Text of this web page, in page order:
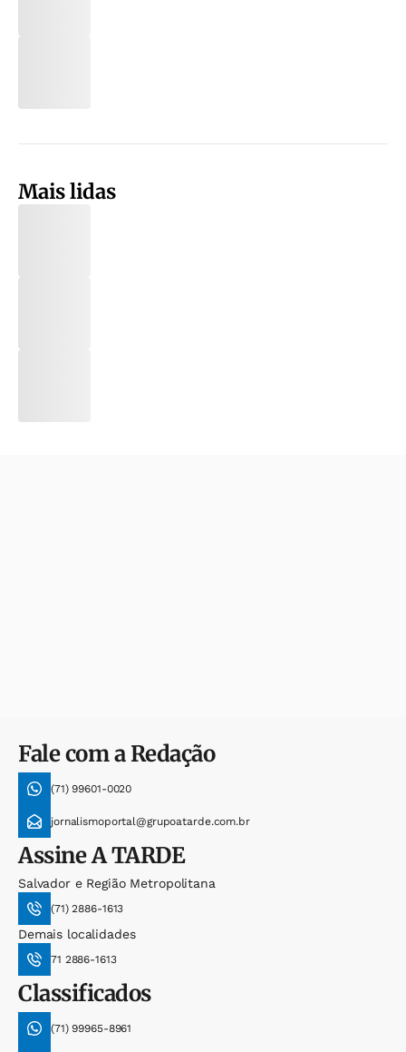
Mais lidas
Fale com a Redação
(71) 99601-0020
jornalismoportal@grupoatarde.com.br
AssineA TARDE
Salvador e Região Metropolitana
(71) 2886-1613
Demais localidades
71 2886-1613
Classificados
(71) 99965-8961